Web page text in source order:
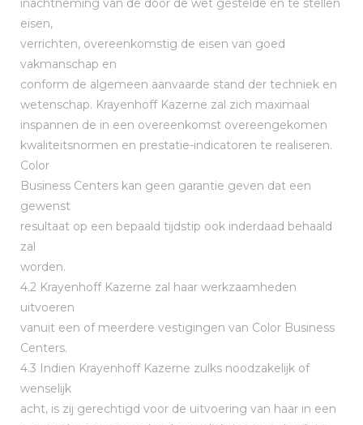
inachtneming van de door de wet gestelde en te stellen
eisen,
verrichten, overeenkomstig de eisen van goed
vakmanschap en
conform de algemeen aanvaarde stand der techniek en
wetenschap. Krayenhoff Kazerne zal zich maximaal
inspannen de in een overeenkomst overeengekomen
kwaliteitsnormen en prestatie-indicatoren te realiseren.
Color
Business Centers kan geen garantie geven dat een
gewenst
resultaat op een bepaald tijdstip ook inderdaad behaald
zal
worden.
4.2 Krayenhoff Kazerne zal haar werkzaamheden
uitvoeren
vanuit een of meerdere vestigingen van Color Business
Centers.
4.3 Indien Krayenhoff Kazerne zulks noodzakelijk of
wenselijk
acht, is zij gerechtigd voor de uitvoering van haar in een